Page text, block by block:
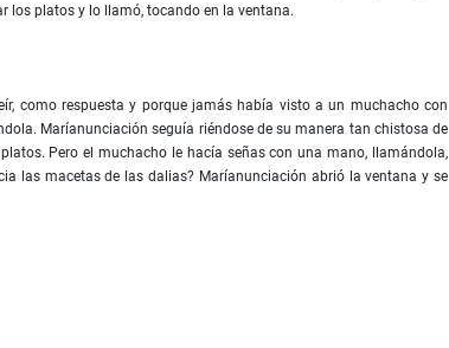
los platos y lo llamó, tocando en la ventana.
como respuesta y porque jamás había visto a un muchacho con
Maríanunciación seguía riéndose de su manera tan chistosa de
Pero el muchacho le hacía señas con una mano, llamándola,
las macetas de las dalias? Maríanunciación abrió la ventana y se